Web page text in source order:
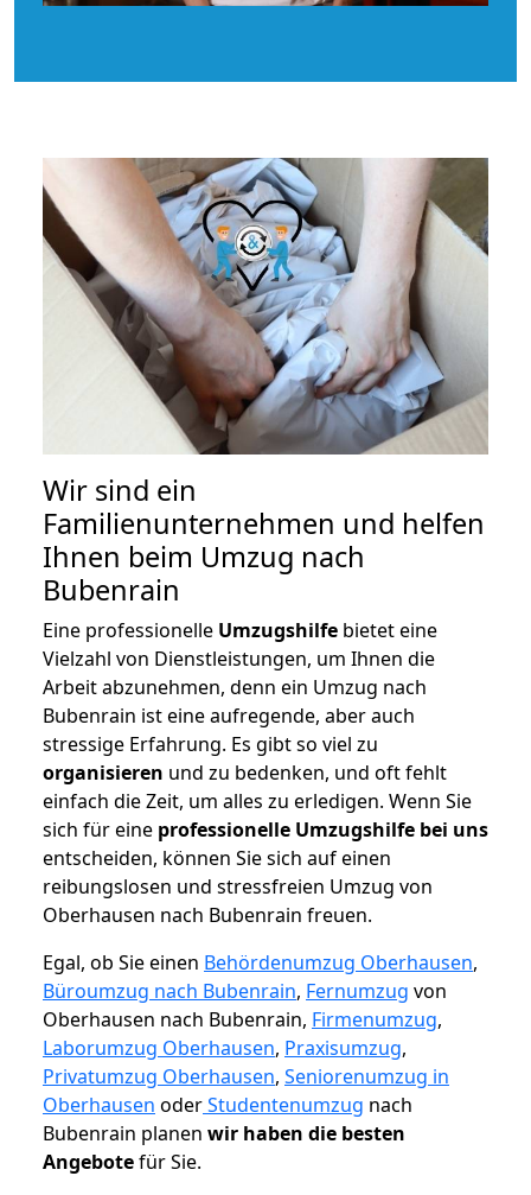
Wir sind ein
Familienunternehmen und helfen
Ihnen beim Umzug nach
Bubenrain
Eine professionelle Umzugshilfe bietet eine
Vielzahl von Dienstleistungen, um Ihnen die
Arbeit abzunehmen, denn ein Umzug nach
Bubenrain ist eine aufregende, aber auch
stressige Erfahrung. Es gibt so viel zu
organisieren und zu bedenken, und oft fehlt
einfach die Zeit, um alles zu erledigen. Wenn Sie
sich für eine professionelle Umzugshilfe bei uns
entscheiden, können Sie sich auf einen
reibungslosen und stressfreien Umzug von
Oberhausen nach Bubenrain freuen.
Egal, ob Sie einen Behördenumzug Oberhausen,
Büroumzug nach Bubenrain, Fernumzug von
Oberhausen nach Bubenrain, Firmenumzug,
Laborumzug Oberhausen, Praxisumzug,
Privatumzug Oberhausen, Seniorenumzug in
Oberhausen oderStudentenumzug nach
Bubenrain planen wir haben die besten
Angebotefür Sie.